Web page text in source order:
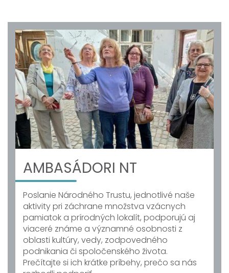
AMBASÁDORI NT
Poslanie Národného Trustu, jednotlivé naše
aktivity pri záchrane množstva vzácnych
pamiatok a prírodných lokalít, podporujú aj
viaceré známe a významné osobnosti z
oblasti kultúry, vedy, zodpovedného
podnikania či spoločenského života.
Prečítajte si ich krátke príbehy, prečo sa nás